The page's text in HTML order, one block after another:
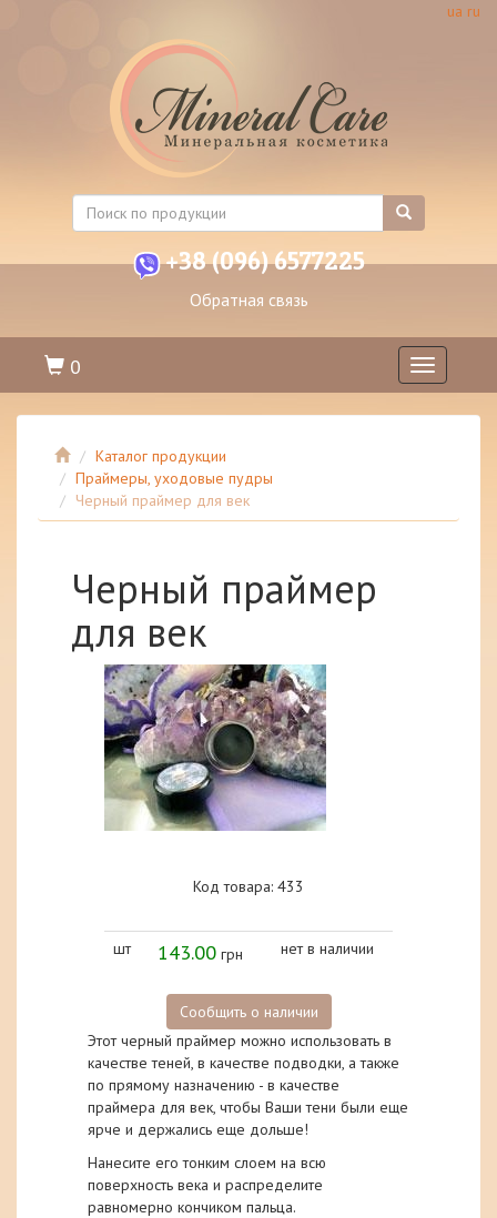
ua ru
+38 (096) 6577225
Обратная связь
Toggle
navigation
0
Каталог продукции
Праймеры, уходовые пудры
Черный праймер для век
Черный праймер
для век
Код товара: 433
шт 143.00 грн нет в наличии
Сообщить о наличии
Этот черный праймер можно использовать в
качестве теней, в качестве подводки, а также
по прямому назначению - в качестве
праймера для век, чтобы Ваши тени были еще
ярче и держались еще дольше!
Нанесите его тонким слоем на всю
поверхность века и распределите
равномерно кончиком пальца.